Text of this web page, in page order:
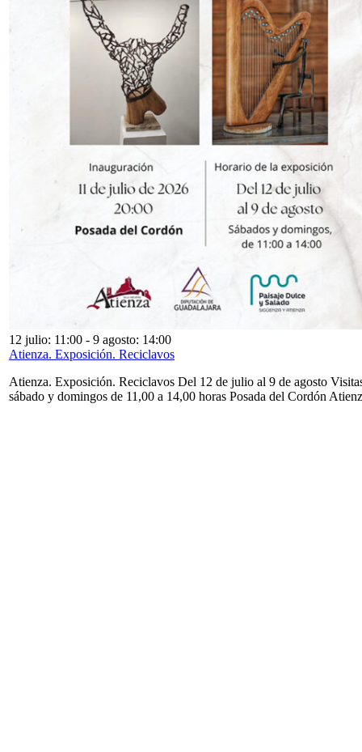
12 julio: 11:00 - 9 agosto: 14:00
Atienza. Exposición. Reciclavos
Atienza. Exposición. Reciclavos Del 12 de julio al 9 de agosto
sábado y domingos de 11,00 a 14,00 horas Posada del Cordón